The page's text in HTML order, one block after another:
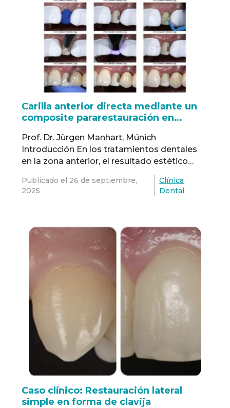
Carilla anterior directa mediante un
composite pararestauración en
simplificado
Prof. Dr. Jürgen Manhart, Múnich
Introducción En los tratamientos dentales
en la zona anterior, el resultado estético
desempeña un papel clave junto a los
criterios funcionales. Si bien ambos
aspectos revisten gran importancia para los
de las restauraciones. Afortunadamente, un
gran número de pacientes … Read more
Publicado el 26 de septiembre,
2025
Clínica
Dental
Caso clínico: Restauración lateral
simple en forma de clavija